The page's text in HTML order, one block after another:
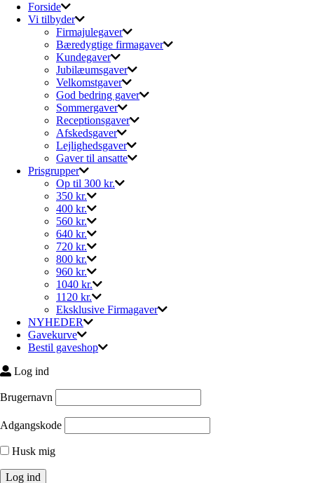
Forside
Vi tilbyder
Firmajulegaver
Bæredygtige firmagaver
Kundegaver
Jubilæumsgaver
Velkomstgaver
God bedring gaver
Sommergaver
Receptionsgaver
Afskedsgaver
Lejlighedsgaver
Gaver til ansatte
Prisgrupper
Op til 300 kr.
350 kr.
400 kr.
560 kr.
640 kr.
720 kr.
800 kr.
960 kr.
1040 kr.
1120 kr.
Eksklusive Firmagaver
NYHEDER
Gavekurve
Bestil gaveshop
Log ind
Brugernavn
Adgangskode
Husk mig